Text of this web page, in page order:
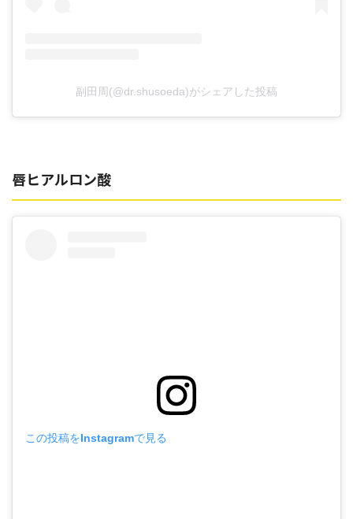
副田周(@dr.shusoeda)がシェアした投稿
唇ヒアルロン酸
この投稿をInstagramで見る